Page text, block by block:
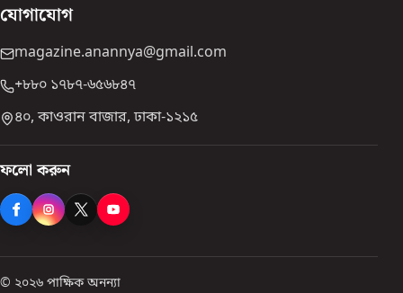
যোগাযোগ
magazine.anannya@gmail.com
+৮৮০ ১৭৮৭-৬৫৬৮৪৭
৪০, কাওরান বাজার, ঢাকা-১২১৫
ফলো করুন
© ২০২৬ পাক্ষিক অনন্যা